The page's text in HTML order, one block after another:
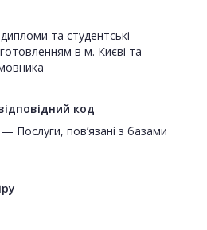
та студентські
в м. Києві та
код
Послуги, пов’язані з базами